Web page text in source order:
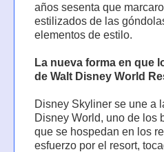
años sesenta que
estilizados de las
elementos de estilo.
La nueva forma en que
de Walt Disney World
Disney Skyliner se une a
Disney World, uno de los
que se hospedan en los
esfuerzo por el resort,